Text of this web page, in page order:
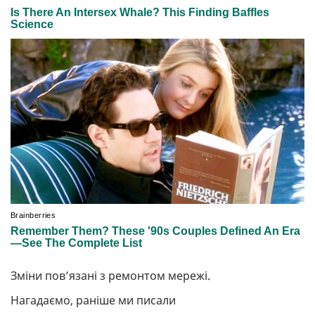
Зміни пов’язані з ремонтом мережі.
Нагадаємо, раніше ми писали